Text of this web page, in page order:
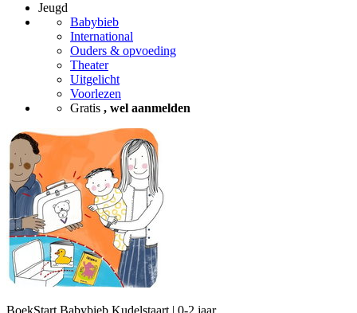
Jeugd
Babybieb
International
Ouders & opvoeding
Theater
Uitgelicht
Voorlezen
Gratis , wel aanmelden
BoekStart Babybieb Kudelstaart | 0-2 jaar